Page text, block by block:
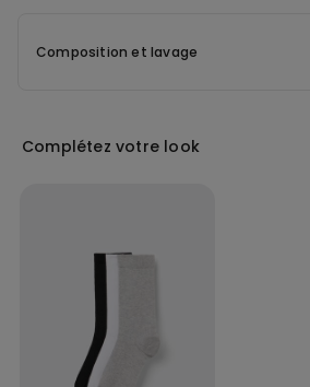
Composition et lavage
Complétez votre look